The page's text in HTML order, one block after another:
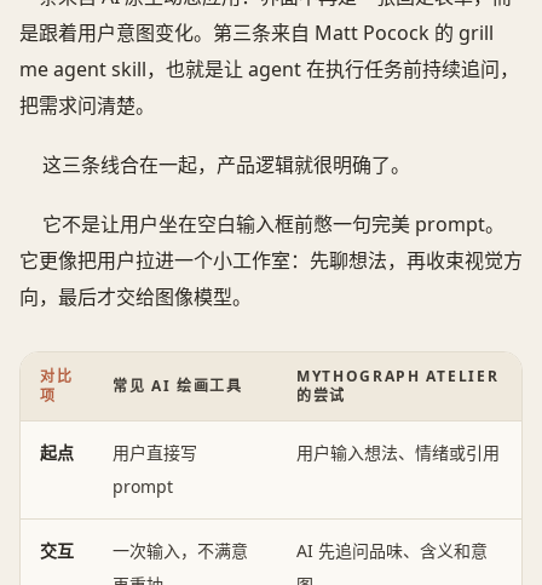
是跟着用户意图变化。第三条来自 Matt Pocock 的 grill
me agent skill，也就是让 agent 在执行任务前持续追问，
把需求问清楚。
这三条线合在一起，产品逻辑就很明确了。
它不是让用户坐在空白输入框前憋一句完美 prompt。
它更像把用户拉进一个小工作室：先聊想法，再收束视觉方
向，最后才交给图像模型。
对比
项
常见 AI 绘画工具
MYTHOGRAPH ATELIER
的尝试
起点
用户直接写
prompt
用户输入想法、情绪或引用
交互
一次输入，不满意
AI 先追问品味、含义和意